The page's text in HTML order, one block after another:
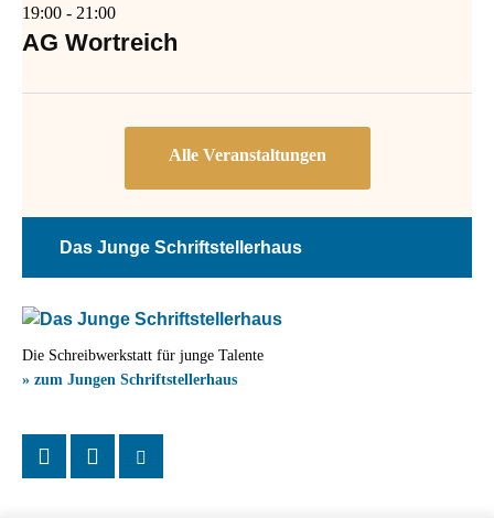
19:00 - 21:00
AG Wortreich
Das Junge Schriftstellerhaus
Die Schreibwerkstatt für junge Talente
» zum Jungen Schriftstellerhaus